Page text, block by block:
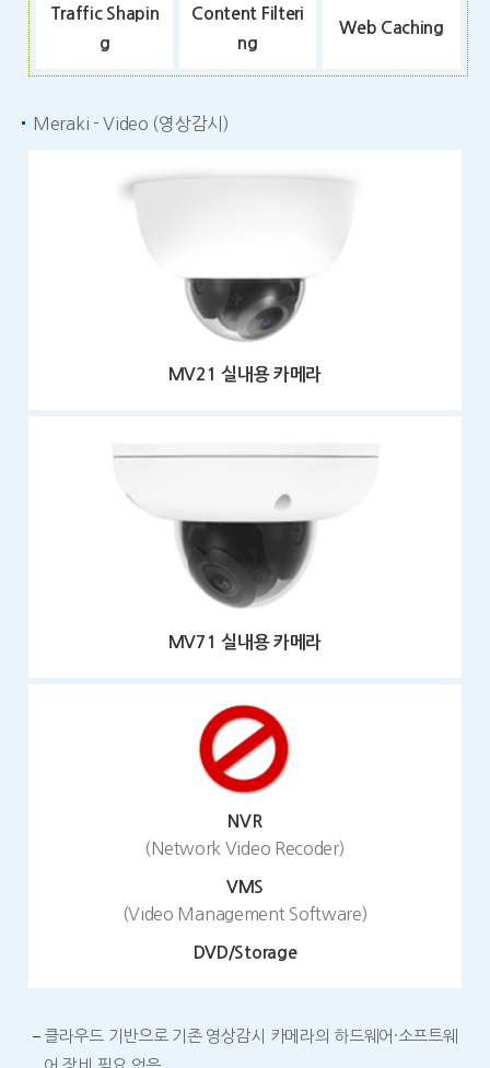
Traffic Shapin
g
Content Filteri
ng
Web Caching
Meraki - Video (영상감시)
MV21 실내용 카메라
MV71 실내용 카메라
NVR
(Network Video Recoder)
VMS
(Video Management Software)
DVD/Storage
클라우드 기반으로 기존 영상감시 카메라의 하드웨어·소프트웨